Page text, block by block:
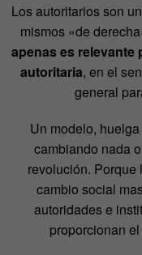
Los autoritarios son
mismos «de
apenas es
autoritaria, en el
general
Un modelo,
cambiando nada
revolución. Porque
cambio social
autoridades e
proporcionan